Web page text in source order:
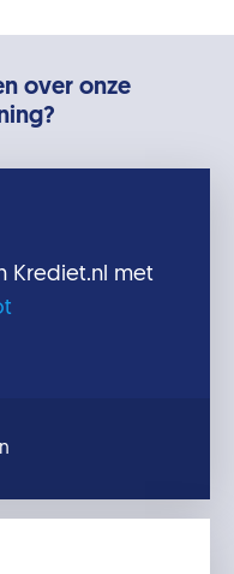
over onze
Krediet.nl met